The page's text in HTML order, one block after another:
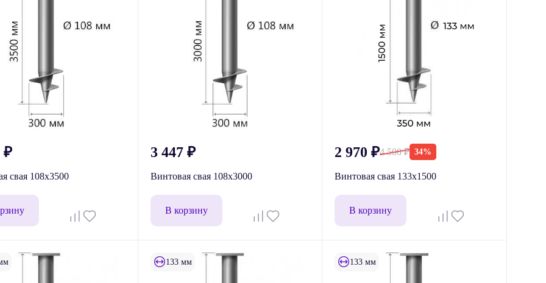
₽
свая 108x3500
3 447₽
Винтовая свая 108х3000
В корзину
34%
4 500₽
2 970 ₽
Винтовая свая 133x1500
В корзину
133 мм 133 мм